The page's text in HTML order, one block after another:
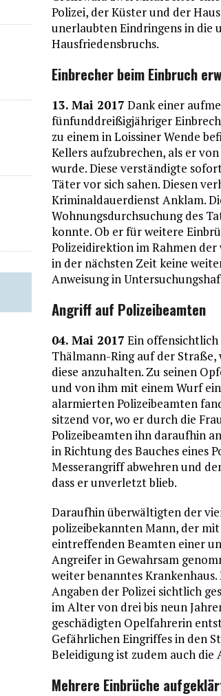
Polizei, der Küster und der
unerlaubten Eindringens in die
Hausfriedensbruchs.
Einbrecher beim Einbruch
13. Mai 2017 Dank einer
fünfunddreißigjähriger
zu einem in Loissiner Wende
Kellers aufzubrechen, als er
wurde. Diese verständigte
Täter vor sich sahen. Diesen
Kriminaldauerdienst Anklam.
Wohnungsdurchsuchung des
konnte. Ob er für weitere
Polizeidirektion im Rahmen
in der nächsten Zeit keine
Anweisung in
Angriff auf Polizeibeamten
04. Mai 2017 Ein
Thälmann-Ring auf der
diese anzuhalten. Zu seinen
und von ihm mit einem Wurf
alarmierten Polizeibeamten
sitzend vor, wo er durch die
Polizeibeamten ihn daraufhin
in Richtung des Bauches eines
Messerangriff abwehren und
dass er unverletzt blieb.
Daraufhin überwältigten der
polizeibekannten Mann, der
eintreffenden Beamten einer
Angreifer in Gewahrsam
weiter benanntes
Angaben der Polizei sichtlich
im Alter von drei bis neun
geschädigten Opelfahrerin
Gefährlichen Eingriffes in den
Beleidigung ist zudem auch
Mehrere Einbrüche